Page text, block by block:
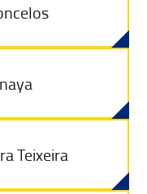
Teixeira